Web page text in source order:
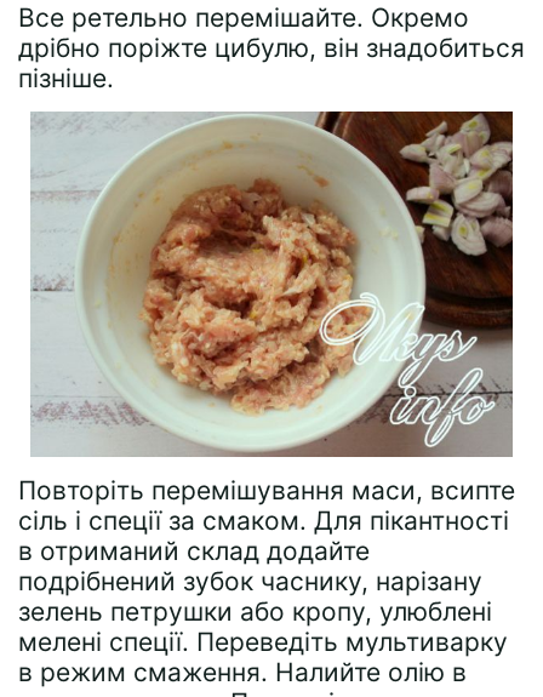
Все ретельно перемішайте. Окремо
дрібно поріжте цибулю, він знадобиться
пізніше.
Повторіть перемішування маси, всипте
сіль і спеції за смаком. Для пікантності
в отриманий склад додайте
подрібнений зубок часнику, нарізану
зелень петрушки або кропу, улюблені
мелені спеції. Переведіть мультиварку
в режим смаження. Налийте олію в